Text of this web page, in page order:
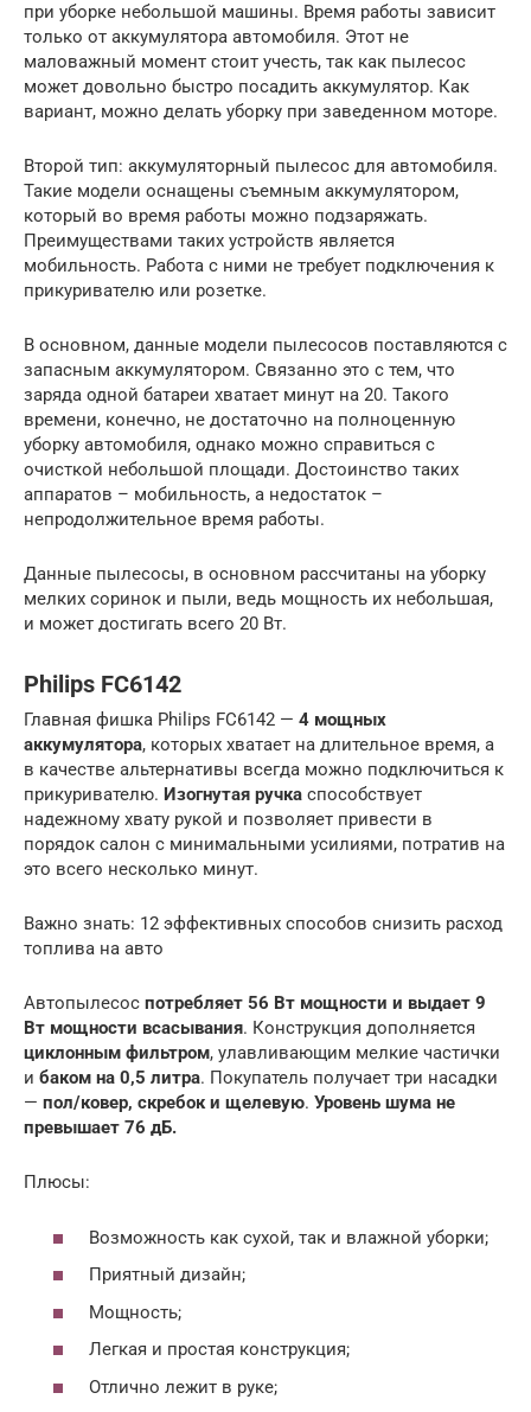
при уборке небольшой машины. Время работы зависит
только от аккумулятора автомобиля. Этот не
маловажный момент стоит учесть, так как пылесос
может довольно быстро посадить аккумулятор. Как
вариант, можно делать уборку при заведенном моторе.
Второй тип: аккумуляторный пылесос для автомобиля.
Такие модели оснащены съемным аккумулятором,
который во время работы можно подзаряжать.
Преимуществами таких устройств является
мобильность. Работа с ними не требует подключения к
прикуривателю или розетке.
В основном, данные модели пылесосов поставляются с
запасным аккумулятором. Связанно это с тем, что
заряда одной батареи хватает минут на 20. Такого
времени, конечно, не достаточно на полноценную
уборку автомобиля, однако можно справиться с
очисткой небольшой площади. Достоинство таких
аппаратов – мобильность, а недостаток –
непродолжительное время работы.
Данные пылесосы, в основном рассчитаны на уборку
мелких соринок и пыли, ведь мощность их небольшая,
и может достигать всего 20 Вт.
Philips FC6142
Главная фишка Philips FC6142 — 4 мощных
аккумулятора, которых хватает на длительное время, а
в качестве альтернативы всегда можно подключиться к
прикуривателю. Изогнутая ручка способствует
надежному хвату рукой и позволяет привести в
порядок салон с минимальными усилиями, потратив на
это всего несколько минут.
Важно знать: 12 эффективных способов снизить расход
топлива на авто
Автопылесос потребляет 56 Вт мощности и выдает 9
Вт мощности всасывания. Конструкция дополняется
циклонным фильтром, улавливающим мелкие частички
и баком на 0,5 литра. Покупатель получает три насадки
— пол/ковер, скребок и щелевую. Уровень шума не
превышает 76 дБ.
Плюсы:
Возможность как сухой, так и влажной уборки;
Приятный дизайн;
Мощность;
Легкая и простая конструкция;
Отлично лежит в руке;